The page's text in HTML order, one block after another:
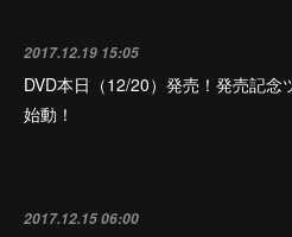
2017.12.19 15:05
DVD本日（12/20）発売！発売記念
始動！
2017.12.15 06:00